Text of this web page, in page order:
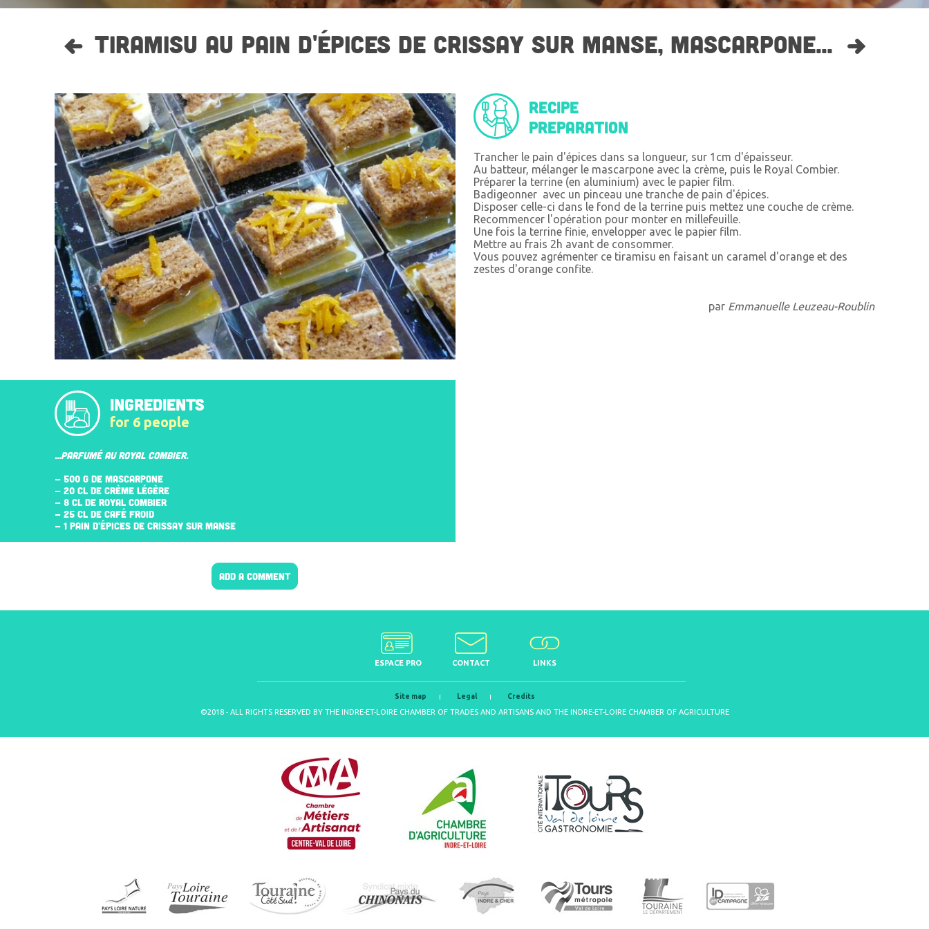
TIRAMISU AU PAIN D'ÉPICES DE CRISSAY SUR MANSE, MASCARPONE...
INGREDIENTS
for 6 people
...PARFUMÉ AU ROYAL COMBIER.
- 500 G DE MASCARPONE
- 20 CL DE CRÈME LÉGÈRE
- 8 CL DE ROYAL COMBIER
- 25 CL DE CAFÉ FROID
- 1 PAIN D'ÉPICES DE CRISSAY SUR MANSE
ADD A COMMENT
Recipe
preparation
Trancher le pain d'épices dans sa longueur, sur 1cm d'épaisseur.
Au batteur, mélanger le mascarpone avec la crème, puis le Royal Combier.
Préparer la terrine (en aluminium) avec le papier film.
Badigeonner avec un pinceau une tranche de pain d'épices.
Disposer celle-ci dans le fond de la terrine puis mettez une couche de crème.
Recommencer l'opération pour monter en millefeuille.
Une fois la terrine finie, envelopper avec le papier film.
Mettre au frais 2h avant de consommer.
Vous pouvez agrémenter ce tiramisu en faisant un caramel d'orange et des
zestes d'orange confite.
par Emmanuelle Leuzeau-Roublin
ESPACE PRO CONTACT LINKS
Site map Legal Credits
©2018 - ALL RIGHTS RESERVED BY THE INDRE-ET-LOIRE CHAMBER OF TRADES AND ARTISANS AND THE INDRE-ET-LOIRE CHAMBER OF AGRICULTURE